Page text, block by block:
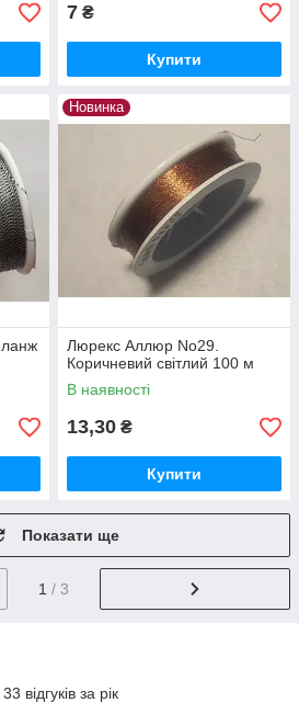
7 ₴
Купити
Новинка
Люрекс Аллюр No29.
Коричневий світлий 100 м
В наявності
13,30 ₴
Купити
Показати ще
1 / 3
відгуків за рік